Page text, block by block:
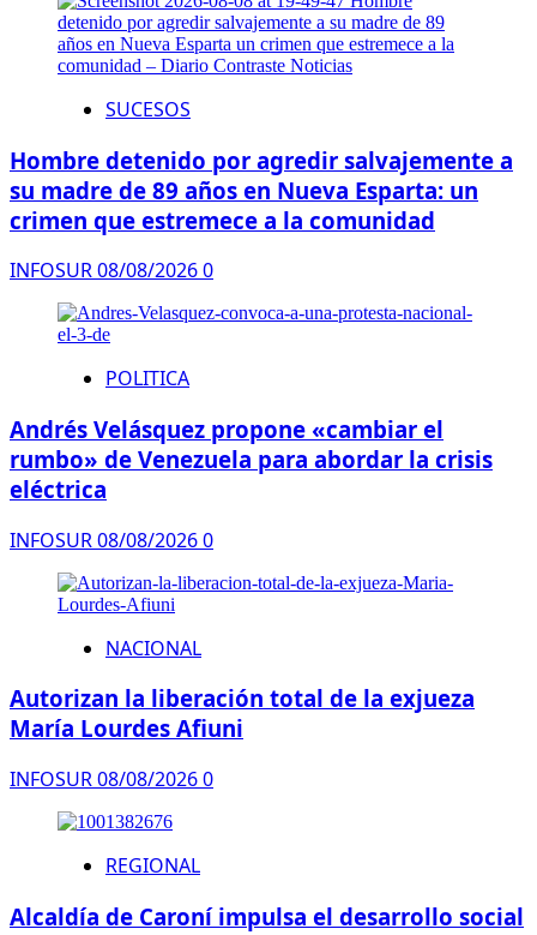
SUCESOS
Hombre detenido por agredir salvajemente a
su madre de 89 años en Nueva Esparta: un
crimen que estremece a la comunidad
INFOSUR08/08/20260
POLITICA
Andrés Velásquez propone «cambiar el
rumbo» de Venezuela para abordar la crisis
eléctrica
INFOSUR08/08/20260
NACIONAL
Autorizan la liberación total de la exjueza
María Lourdes Afiuni
INFOSUR08/08/20260
REGIONAL
Alcaldía de Caroní impulsa el desarrollo social